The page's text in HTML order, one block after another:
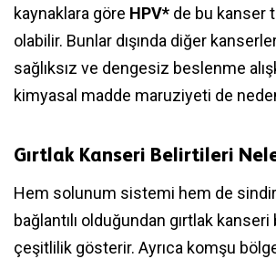
kaynaklara göre HPV* de bu kanser
olabilir. Bunlar dışında diğer
sağlıksız ve dengesiz beslenme
kimyasal madde maruziyeti de
Gırtlak Kanseri Belirtileri
Hem solunum sistemi hem de
bağlantılı olduğundan gırtlak
çeşitlilik gösterir. Ayrıca komşu